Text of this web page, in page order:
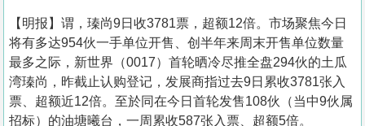
【明报】谓，瑧尚9日收3781票，超额12倍。市场聚焦今日
将有多达954伙一手单位开售、创半年来周末开售单位数量
最多之际，新世界（0017）首轮晒冷尽推全盘294伙的土瓜
湾瑧尚，昨截止认购登记，发展商指过去9日累收3781张入
票、超额近12倍。至於同在今日首轮发售108伙（当中9伙属
招标）的油塘曦台，一周累收587张入票、超额5倍。